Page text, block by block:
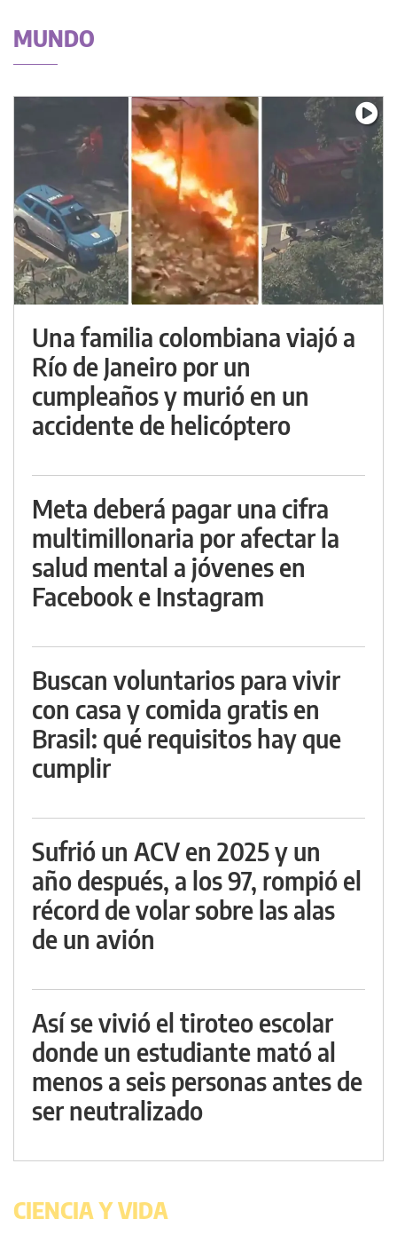
MUNDO
Una familia colombiana viajó a
Río de Janeiro por un
cumpleaños y murió en un
accidente de helicóptero
Meta deberá pagar una cifra
multimillonaria por afectar la
salud mental a jóvenes en
Facebook e Instagram
Buscan voluntarios para vivir
con casa y comida gratis en
Brasil: qué requisitos hay que
cumplir
Sufrió un ACV en 2025 y un
año después, a los 97, rompió el
récord de volar sobre las alas
de un avión
Así se vivió el tiroteo escolar
donde un estudiante mató al
menos a seis personas antes de
ser neutralizado
CIENCIA Y VIDA